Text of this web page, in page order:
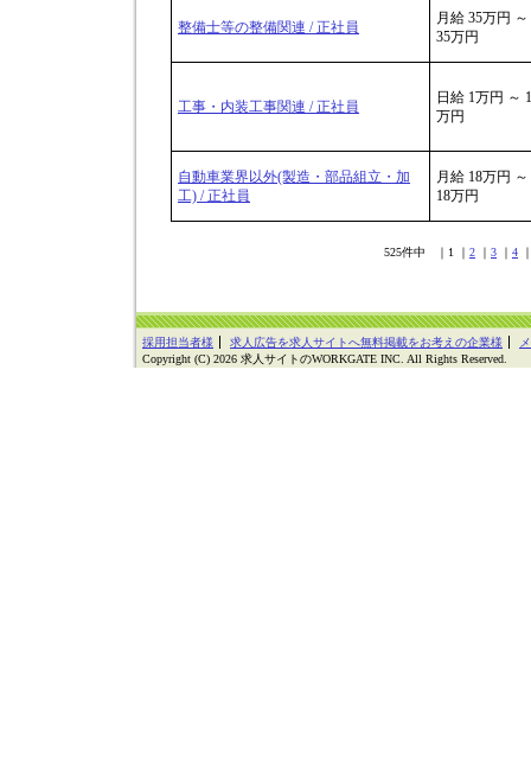
整備士等の整備関連 / 正社員
月給 35万円 ～
35万円
工事・内装工事関連 / 正社員
日給 1万円 ～ 1
万円
自動車業界以外(製造・部品組立・加
工) / 正社員
月給 18万円 ～
18万円
525件中 ｜1 ｜ 2 ｜ 3 ｜ 4
採用担当者様 求人広告を求人サイトへ無料掲載をお考えの企業様
Copyright (C) 2026 求人サイトのWORKGATE INC. All Rights Reserved.